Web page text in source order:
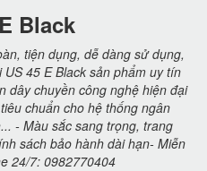
Black
tiện dụng, dễ dàng sử dụng,
45 E Black sản phẩm uy tín
dây chuyền công nghệ hiện đại
chuẩn cho hệ thống ngân
- Màu sắc sang trọng, trang
sách bảo hành dài hạn- Miễn
24/7: 0982770404